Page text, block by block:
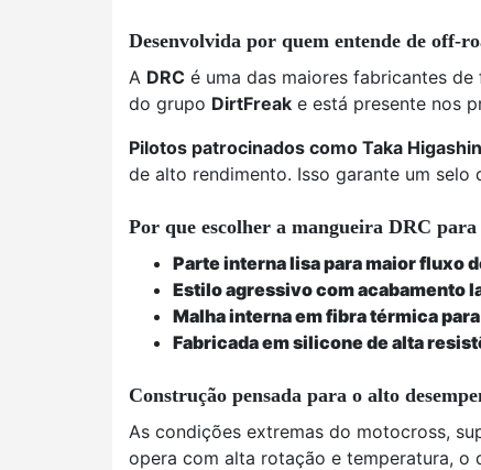
Desenvolvida por quem entende de off-
A DRC é uma das maiores fabricantes
do grupo DirtFreak e está presente nos
Pilotos patrocinados como Taka
de alto rendimento. Isso garante um
Por que escolher a mangueira DRC
Parte interna lisa para maior fluxo
Estilo agressivo com acabamento
Malha interna em fibra térmica
Fabricada em silicone de alta
Construção pensada para o alto
As condições extremas do motocross,
opera com alta rotação e temperatura, o